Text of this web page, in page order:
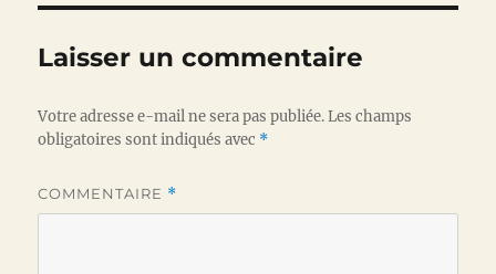
Laisser un commentaire
Votre adresse e-mail ne sera pas publiée. Les champs
obligatoires sont indiqués avec *
COMMENTAIRE *